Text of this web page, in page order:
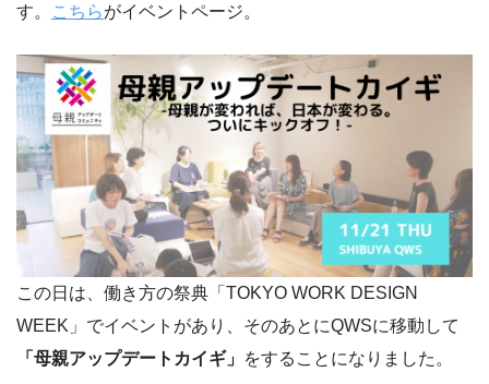
す。
こちらがイベントページ。
この日は、働き方の祭典「TOKYO WORK DESIGN
WEEK」でイベントがあり、そのあとにQWSに移動して
「母親アップデートカイギ」 をすることになりました。